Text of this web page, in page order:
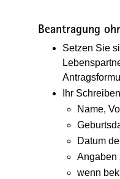
Beantragung
Setzen Sie
Ihr
Name,
Datum
Angaben
wenn